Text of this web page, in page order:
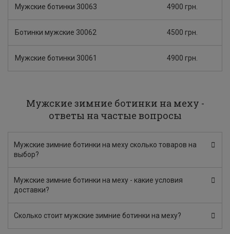
Мужские ботинки 30063 4900 грн.
Ботинки мужские 30062 4500 грн.
Мужские ботинки 30061 4900 грн.
Мужские зимние ботинки на меху -
ответы на частые вопросы
Мужские зимние ботинки на меху сколько товаров на
выбор?
Мужские зимние ботинки на меху - какие условия
доставки?
Сколько стоит мужские зимние ботинки на меху?